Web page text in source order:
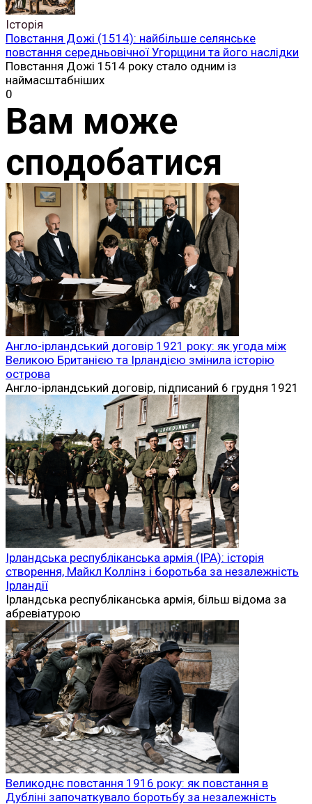
Історія
Повстання Дожі (1514): найбільше селянське
повстання середньовічної Угорщини та його наслідки
Повстання Дожі 1514 року стало одним із
наймасштабніших
0
Вам може
сподобатися
Англо-ірландський договір 1921 року: як угода між
Великою Британією та Ірландією змінила історію
острова
Англо-ірландський договір, підписаний 6 грудня 1921
Ірландська республіканська армія (ІРА): історія
створення, Майкл Коллінз і боротьба за незалежність
Ірландії
Ірландська республіканська армія, більш відома за
абревіатурою
Великоднє повстання 1916 року: як повстання в
Дубліні започаткувало боротьбу за незалежність